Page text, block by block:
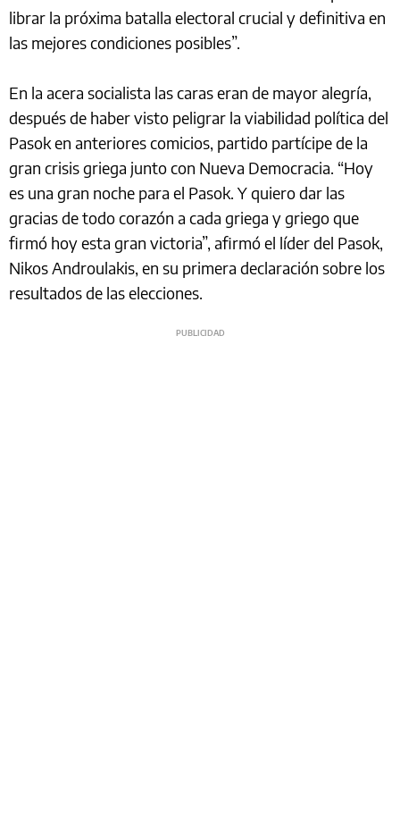
librar la próxima batalla electoral crucial y definitiva en
las mejores condiciones posibles”.
En la acera socialista las caras eran de mayor alegría,
después de haber visto peligrar la viabilidad política del
Pasok en anteriores comicios, partido partícipe de la
gran crisis griega junto con Nueva Democracia. “Hoy
es una gran noche para el Pasok. Y quiero dar las
gracias de todo corazón a cada griega y griego que
firmó hoy esta gran victoria”, afirmó el líder del Pasok,
Nikos Androulakis, en su primera declaración sobre los
resultados de las elecciones.